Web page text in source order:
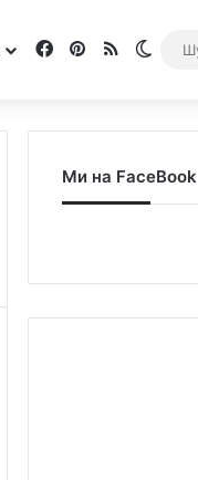
Facebook
Pinterest
RSS
Ми на FaceBook